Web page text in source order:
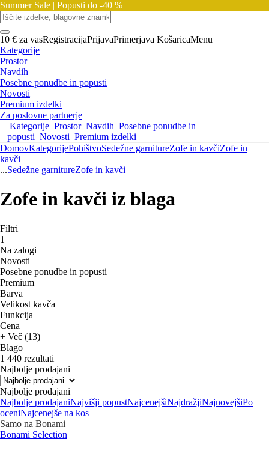
Summer Sale | Popusti do -40 %
10 € za vasRegistracijaPrijavaPrimerjava KošaricaMenu
Kategorije
Prostor
Navdih
Posebne ponudbe in popusti
Novosti
Premium izdelki
Za poslovne partnerje
Kategorije Prostor Navdih Posebne ponudbe in
popusti Novosti Premium izdelki
DomovKategorijePohištvoSedežne garnitureZofe in kavčiZofe in
kavči
...Sedežne garnitureZofe in kavči
Zofe in kavči iz blaga
Filtri
1
Na zalogi
Novosti
Posebne ponudbe in popusti
Premium
Barva
Velikost kavča
Funkcija
Cena
+ Več (13)
Blago
1 440 rezultati
Najbolje prodajani
Najbolje prodajani
Najbolje prodajaniNajvišji popustNajcenejšiNajdražjiNajnovejšiPo
oceniNajcenejše na kos
Samo na Bonami
Bonami Selection